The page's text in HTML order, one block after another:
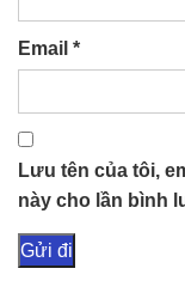
Email *
Lưu tên của tôi,
này cho lần bình